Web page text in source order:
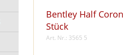
Bentley Half
Stück
Art. Nr.: 3565 5